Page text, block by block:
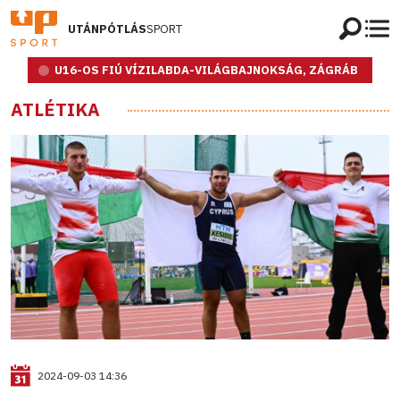
UTÁNPÓTLÁSSPORT
U16-OS FIÚ VÍZILABDA-VILÁGBAJNOKSÁG, ZÁGRÁB
ATLÉTIKA
2024-09-03 14:36